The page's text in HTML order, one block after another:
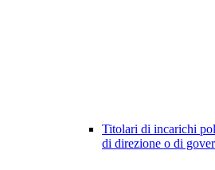
Titolari di incarichi
di direzione o di